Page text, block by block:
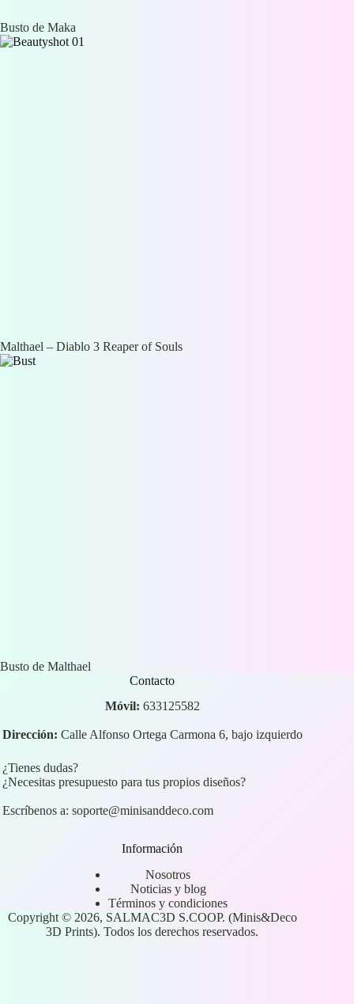
Busto de Maka
Malthael – Diablo 3 Reaper of Souls
Busto de Malthael
Contacto
Móvil: 633125582
Dirección: Calle Alfonso Ortega Carmona 6, bajo izquierdo
¿Tienes dudas?
¿Necesitas presupuesto para tus propios diseños?
Escríbenos a: soporte@minisanddeco.com
Información
Nosotros
Noticias y blog
Términos y condiciones
Copyright © 2026, SALMAC3D S.COOP. (Minis&Deco
3D Prints). Todos los derechos reservados.